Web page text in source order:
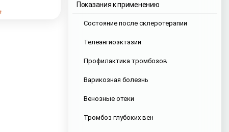
Показания к применению
Состояние после склеротерапии
Телеангиоэктазии
Профилактика тромбозов
Варикозная болезнь
Венозные отеки
Тромбоз глубоких вен